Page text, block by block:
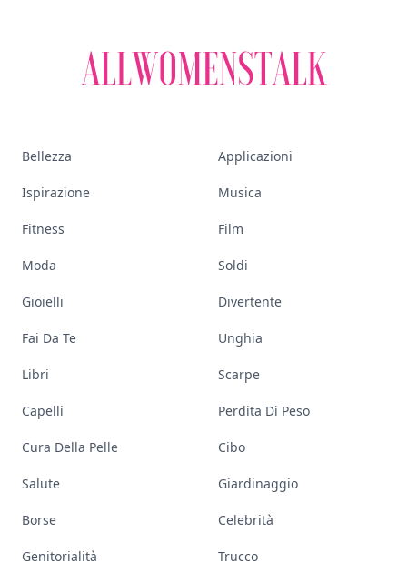
Bellezza Applicazioni
Ispirazione Musica
Fitness Film
Moda Soldi
Gioielli Divertente
Fai Da Te Unghia
Libri Scarpe
Capelli Perdita Di Peso
Cura Della Pelle Cibo
Salute Giardinaggio
Borse Celebrità
Genitorialità Trucco